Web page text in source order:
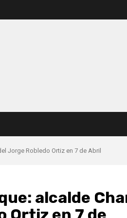
Jorge Robledo Ortiz en 7 de Abril
alcalde